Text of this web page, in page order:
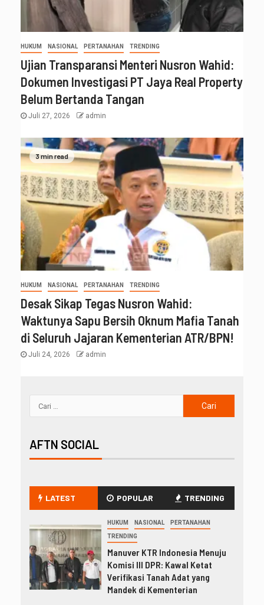
HUKUM NASIONAL PERTANAHAN TRENDING
Ujian Transparansi Menteri Nusron Wahid:
Dokumen Investigasi PT Jaya Real Property
Belum Bertanda Tangan
Juli 27, 2026 admin
3 min read
HUKUM NASIONAL PERTANAHAN TRENDING
Desak Sikap Tegas Nusron Wahid:
Waktunya Sapu Bersih Oknum Mafia Tanah
di Seluruh Jajaran Kementerian ATR/BPN!
Juli 24, 2026 admin
AFTN SOCIAL
LATEST POPULAR TRENDING
HUKUM NASIONAL PERTANAHAN
TRENDING
Manuver KTR Indonesia Menuju
Komisi III DPR: Kawal Ketat
Verifikasi Tanah Adat yang
Mandek di Kementerian